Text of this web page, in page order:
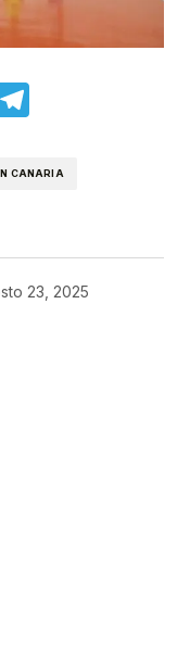
CANARIA
23, 2025